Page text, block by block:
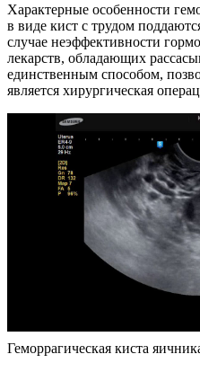
Характерные особенности
в виде кист с трудом
случае неэффективности
лекарств, обладающих
единственным способом,
является хирургическая
Геморрагическая киста